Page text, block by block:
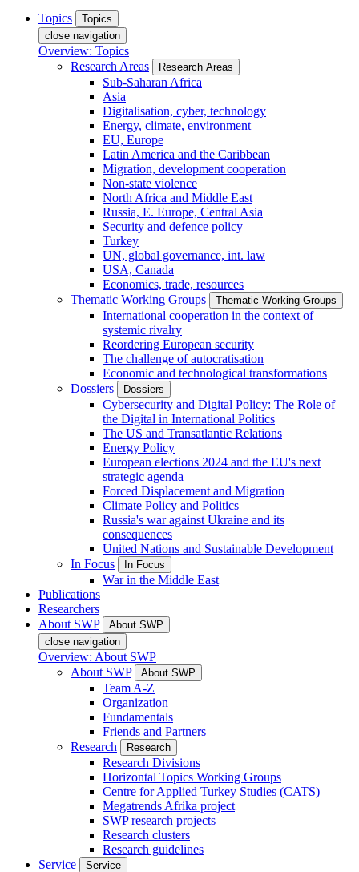
Topics
Topics
close navigation
Overview: Topics
Research Areas
Research Areas
Sub-Saharan Africa
Asia
Digitalisation, cyber, technology
Energy, climate, environment
EU, Europe
Latin America and the Caribbean
Migration, development cooperation
Non-state violence
North Africa and Middle East
Russia, E. Europe, Central Asia
Security and defence policy
Turkey
UN, global governance, int. law
USA, Canada
Economics, trade, resources
Thematic Working Groups
Thematic Working Groups
International cooperation in the context of
systemic rivalry
Reordering European security
The challenge of autocratisation
Economic and technological transformations
Dossiers
Dossiers
Cybersecurity and Digital Policy: The Role of
the Digital in International Politics
The US and Transatlantic Relations
Energy Policy
European elections 2024 and the EU's next
strategic agenda
Forced Displacement and Migration
Climate Policy and Politics
Russia's war against Ukraine and its
consequences
United Nations and Sustainable Development
In Focus
In Focus
War in the Middle East
Publications
Researchers
About SWP
About SWP
close navigation
Overview: About SWP
About SWP
About SWP
Team A-Z
Organization
Fundamentals
Friends and Partners
Research
Research
Research Divisions
Horizontal Topics Working Groups
Centre for Applied Turkey Studies (CATS)
Megatrends Afrika project
SWP research projects
Research clusters
Research guidelines
Service
Service